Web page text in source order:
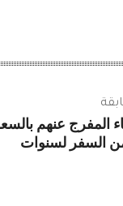
المفرج عنهم
من السفر لسنوات